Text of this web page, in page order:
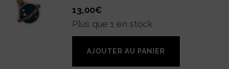
13,00€
Plus que 1 en stock
AJOUTER AU PANIER